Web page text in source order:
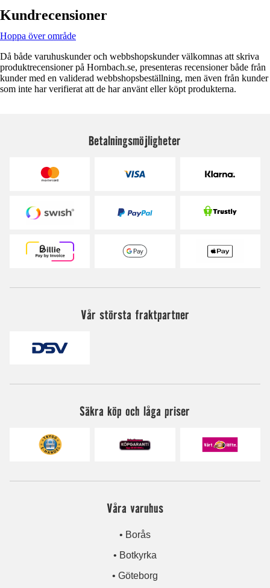
Kundrecensioner
Hoppa över område
Då både varuhuskunder och webbshopskunder välkomnas att skriva
produktrecensioner på Hornbach.se, presenteras recensioner både från
kunder med en validerad webbshopsbeställning, men även från kunder
som inte har verifierat att de har använt eller köpt produkterna.
Betalningsmöjligheter
Vår största fraktpartner
Säkra köp och låga priser
Våra varuhus
• Borås
• Botkyrka
• Göteborg